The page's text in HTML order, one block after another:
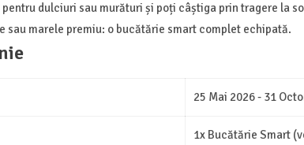
dulciuri sau murături și poți câștiga prin tragere la
sau marele premiu: o bucătărie smart complet echipată.
25 Mai 2026 - 31
1x Bucătărie Smart